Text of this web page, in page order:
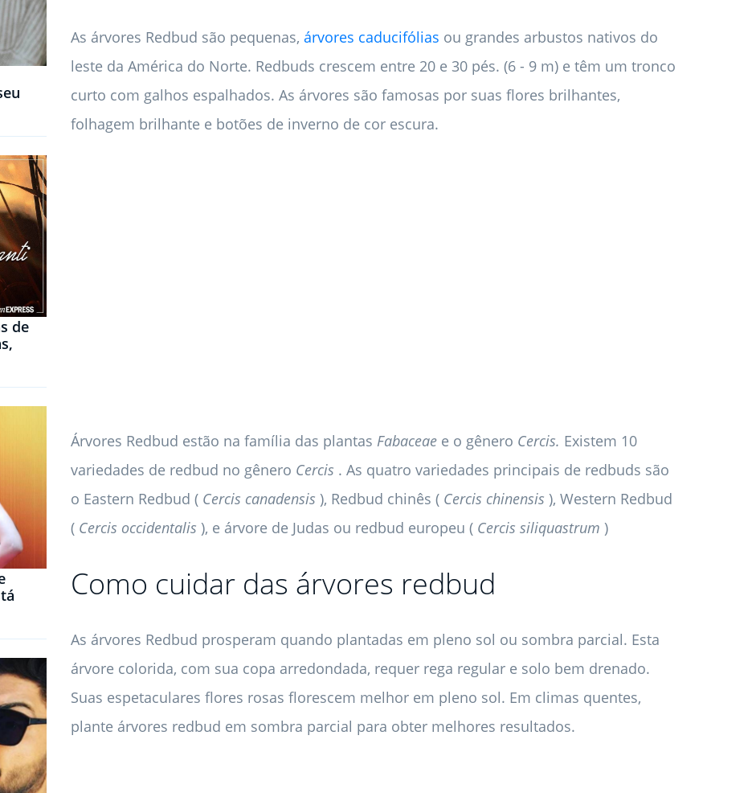
de
As árvores Redbud são pequenas, árvores caducifólias ou grandes arbustos nativos do
leste da América do Norte. Redbuds crescem entre 20 e 30 pés. (6 - 9 m) e têm um tronco
curto com galhos espalhados. As árvores são famosas por suas flores brilhantes,
folhagem brilhante e botões de inverno de cor escura.
Árvores Redbud estão na família das plantas Fabaceae e o gênero Cercis. Existem 10
variedades de redbud no gênero Cercis . As quatro variedades principais de redbuds são
o Eastern Redbud ( Cercis canadensis ), Redbud chinês ( Cercis chinensis ), Western Redbud
( Cercis occidentalis ), e árvore de Judas ou redbud europeu ( Cercis siliquastrum )
Como cuidar das árvores redbud
As árvores Redbud prosperam quando plantadas em pleno sol ou sombra parcial. Esta
árvore colorida, com sua copa arredondada, requer rega regular e solo bem drenado.
Suas espetaculares flores rosas florescem melhor em pleno sol. Em climas quentes,
plante árvores redbud em sombra parcial para obter melhores resultados.